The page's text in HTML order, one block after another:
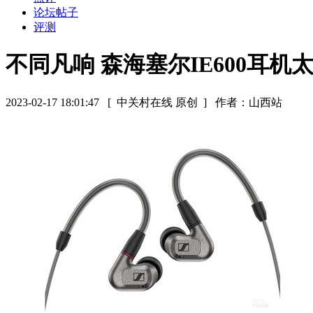
论坛帖子
评测
不同凡响 森海塞尔IE600耳机
2023-02-17 18:01:47 [ 中关村在线 原创 ] 作者：山西站